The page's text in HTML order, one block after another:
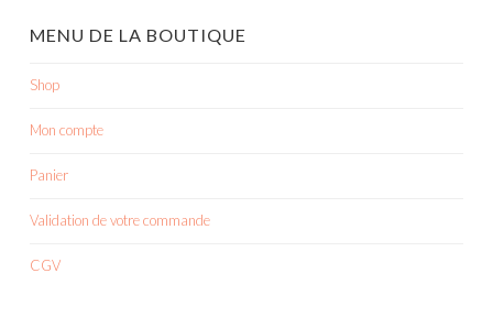
MENU DE LA BOUTIQUE
Shop
Mon compte
Panier
Validation de votre commande
CGV